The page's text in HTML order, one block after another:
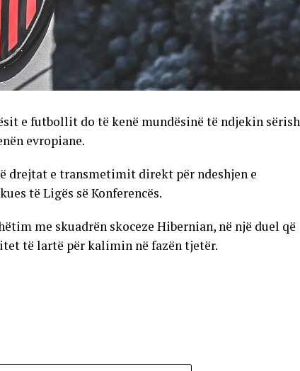
e futbollit do të kenë mundësinë të ndjekin sërish
evropiane.
drejtat e transmetimit direkt për ndeshjen e
të Ligës së Konferencës.
me skuadrën skoceze Hibernian, në një duel që
të lartë për kalimin në fazën tjetër.